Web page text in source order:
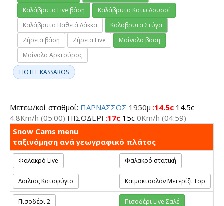
Καλάβρυτα Live βάση
Καλάβρυτα Κάτω Λουσοί
Καλάβρυτα Βαθειά Λάκκα
Καλάβρυτα Στύγα
Ζήρεια βάση
Ζήρεια Live
Μαίναλο βάση
Μαίναλο Αρκτούρος
ΗOTEL KASSAROS
Μετεω/κοί σταθμοί: ΠΑΡΝΑΣΣΟΣ 1950μ :14.5c 14.5c
4.8Km/h (05:00) ΠΙΣΟΔΕΡΙ :17c 15c 0Km/h (04:59)
Snow Cams menu
ταξινόμηση ανά γεωγραφικό πλάτος
Φαλακρό Live Φαλακρό στατική
Λαιλιάς Καταφύγιο Καιμακτσαλάν Μετερίζι Top
Πισοδέρι 2 Πισοδέρι Live Σαλέ